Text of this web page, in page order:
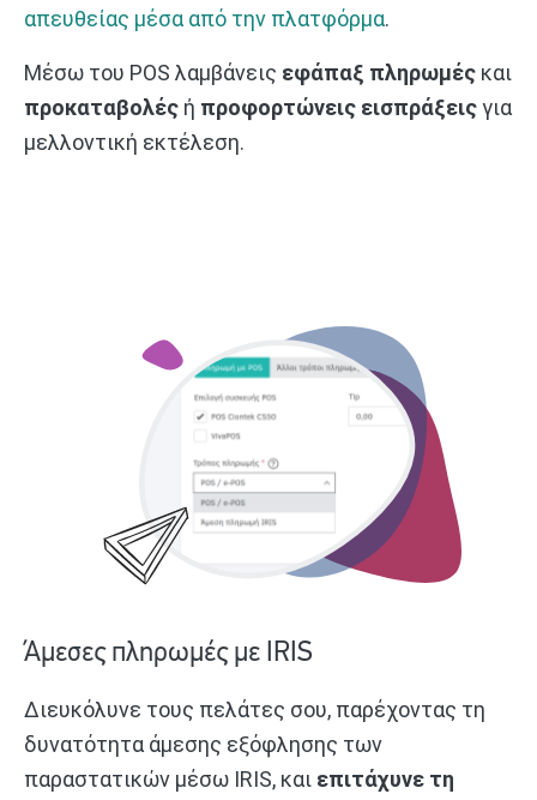
απευθείας μέσα από την πλατφόρμα.
Μέσω του POS λαμβάνεις εφάπαξ πληρωμές και
προκαταβολές ή προφορτώνεις εισπράξειςγια
μελλοντική εκτέλεση.
Άμεσες πληρωμές με IRIS
Διευκόλυνε τους πελάτες σου, παρέχοντας τη
δυνατότητα άμεσης εξόφλησης των
παραστατικών μέσω IRIS, και επιτάχυνε τη